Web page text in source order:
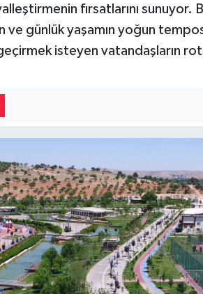
fırsatlarını
ve günlük yaşamın yoğun
isteyen vatandaşların